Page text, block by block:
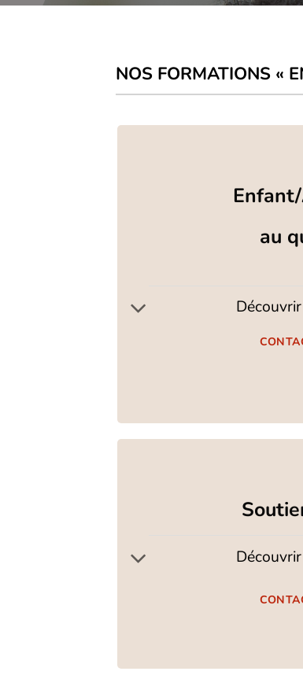
NOS FORMATIONS «
Enfant
au